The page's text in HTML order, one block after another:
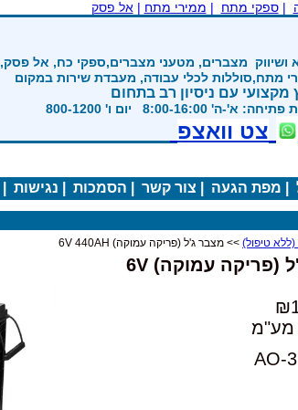
|ספקי מתח | ממירי מתח |אל פסק
ושיווק מצברים, מטעני מצברים,ספקי כח, אל פסק,
מתח,סוללות לכלי עבודה, מעבדת שירות במקום
מקצועי עם ניסיון רב בתחום
א'-ה' 8:00-16:00 יום ו' 800-1200
צט וואצפ
מפת הגעה צור קשר הסמכות נגישות
טיפול) >> מצבר ג'ל (פריקה עמוקה) 6V 440AH
מצבר ג'ל (פריקה עמוקה) 6V
מע"מ
AO-